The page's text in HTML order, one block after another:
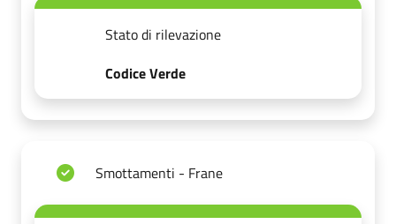
Stato di rilevazione
Codice Verde
Smottamenti - Frane